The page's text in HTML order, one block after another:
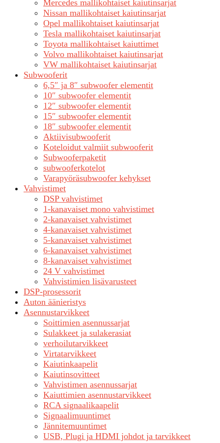
Mercedes mallikohtaiset kaiutinsarjat
Nissan mallikohtaiset kaiutinsarjat
Opel mallikohtaiset kaiutinsarjat
Tesla mallikohtaiset kaiutinsarjat
Toyota mallikohtaiset kaiuttimet
Volvo mallikohtaiset kaiutinsarjat
VW mallikohtaiset kaiutinsarjat
Subwooferit
6,5″ ja 8″ subwoofer elementit
10″ subwoofer elementit
12″ subwoofer elementit
15″ subwoofer elementit
18″ subwoofer elementit
Aktiivisubwooferit
Koteloidut valmiit subwooferit
Subwooferpaketit
subwooferkotelot
Varapyöräsubwoofer kehykset
Vahvistimet
DSP vahvistimet
1-kanavaiset mono vahvistimet
2-kanavaiset vahvistimet
4-kanavaiset vahvistimet
5-kanavaiset vahvistimet
6-kanavaiset vahvistimet
8-kanavaiset vahvistimet
24 V vahvistimet
Vahvistimien lisävarusteet
DSP-prosessorit
Auton äänieristys
Asennustarvikkeet
Soittimien asennussarjat
Sulakkeet ja sulakerasiat
verhoilutarvikkeet
Virtatarvikkeet
Kaiutinkaapelit
Kaiutinsovitteet
Vahvistimen asennussarjat
Kaiuttimien asennustarvikkeet
RCA signaalikaapelit
Signaalimuuntimet
Jännitemuuntimet
USB, Plugi ja HDMI johdot ja tarvikkeet